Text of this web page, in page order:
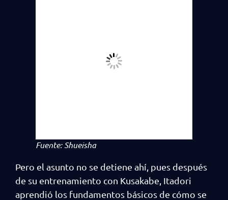
Fuente: Shueisha
Pero el asunto no se detiene ahí, pues después
de su entrenamiento con Kusakabe, Itadori
aprendió los fundamentos básicos de cómo se